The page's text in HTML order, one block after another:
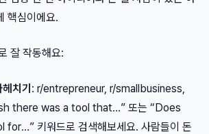
핵심이에요.
잘 작동해요:
치기 : r/entrepreneur, r/smallbusiness,
there was a tool that…” 또는 “Does
키워드로 검색해보세요. 사람들이 돈